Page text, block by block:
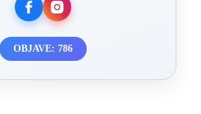
OBJAVE: 786